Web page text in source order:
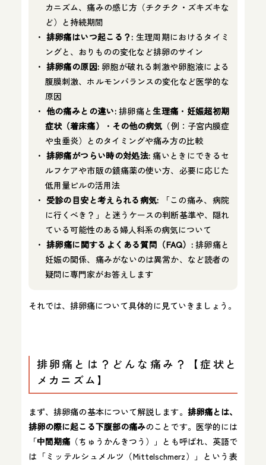
カニズム、痛みの感じ方（チクチク・ズキズキな
ど）と持続期間
排卵痛はいつ起こる？: 生理周期におけるタイミ
ングと、おりものの変化など排卵のサイン
排卵痛の原因:卵胞が破れる刺激や卵胞液による
腹膜刺激、ホルモンバランスの変化など医学的な
原因
他の痛みとの違い:排卵痛と生理痛 ・ 妊娠超初期
症状（着床痛）
・ その他の病気（例：子宮内膜症
や虫垂炎）とのタイミングや痛み方の比較
排卵痛がつらい時の対処法: 痛いときにできるセ
ルフケアや市販の鎮痛薬の使い方、必要に応じた
低用量ピルの活用法
受診の目安と考えられる病気: 「この痛み、病院
に行くべき？」と迷うケースの判断基準や、隠れ
ている可能性のある婦人科系の病気について
排卵痛に関するよくある質問（FAQ）:排卵痛と
妊娠の関係、痛みがないのは異常か、など読者の
疑問に専門家がお答えします
それでは、排卵痛について具体的に見ていきましょう。
排卵痛とは？どんな痛み？【症状と
メカニズム】
まず、排卵痛の基本について解説します。 排卵痛とは、
排卵の際に起こる下腹部の痛みのことです。医学的には
「中間期痛 （ちゅうかんきつう）」とも呼ばれ、英語で
は「ミッテルシュメルツ（Mittelschmerz）」という表